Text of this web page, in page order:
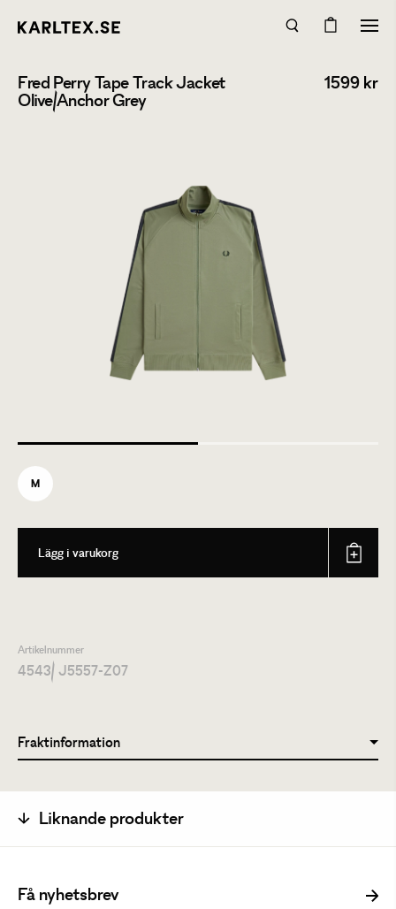
Fred Perry Tape Track Jacket
Olive/Anchor Grey
1599 kr
M
Lägg i varukorg
Artikelnummer
4543/ J5557-Z07
Fraktinformation
Liknande produkter